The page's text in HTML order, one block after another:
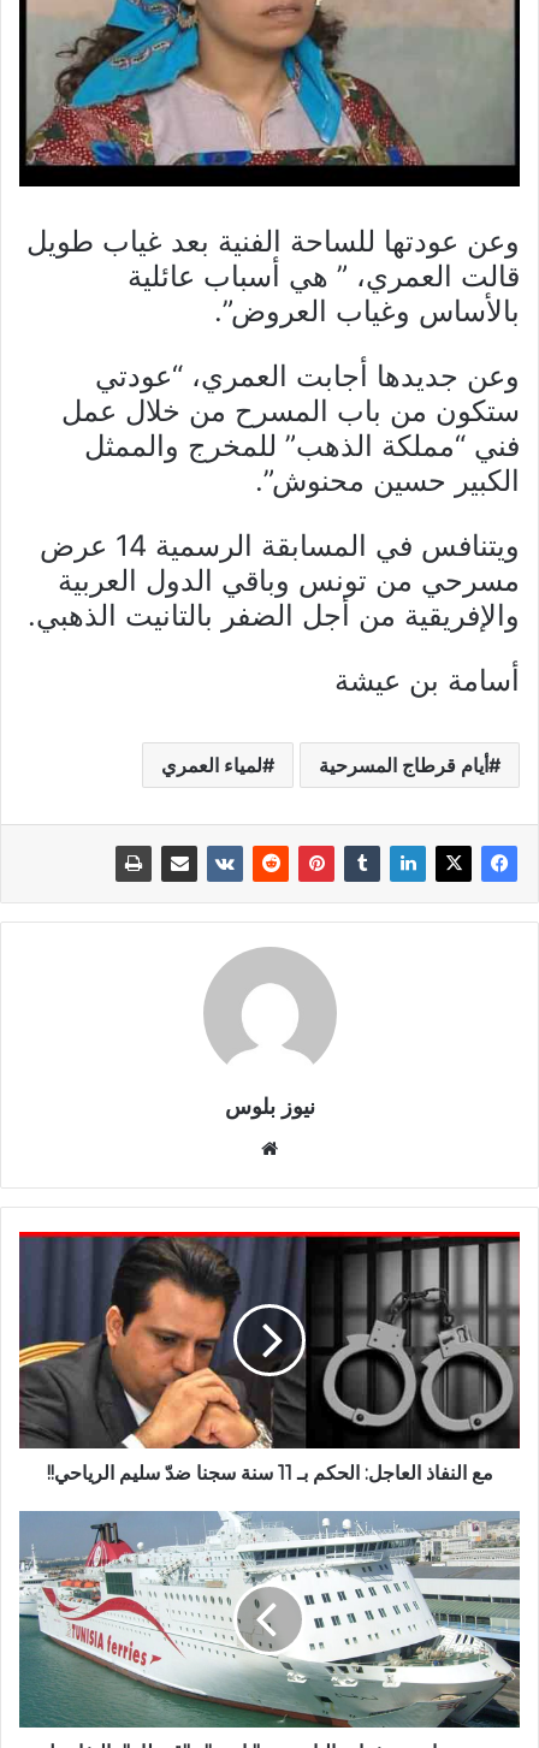
وعن عودتها للساحة الفنية بعد غياب طويل
قالت العمري، ” هي أسباب عائلية
بالأساس وغياب العروض”.
وعن جديدها أجابت العمري، “عودتي
ستكون من باب المسرح من خلال عمل
فني “مملكة الذهب” للمخرج والممثل
الكبير حسين محنوش”.
ويتنافس في المسابقة الرسمية 14 عرض
مسرحي من تونس وباقي الدول العربية
والإفريقية من أجل الضفر بالتانيت الذهبي.
أسامة بن عيشة
أيام قرطاج المسرحية لمياء العمري
نيوز بلوس
مع النفاذ العاجل: الحكم بـ 11 سنة سجنا ضدّ سليم الرياحي!!